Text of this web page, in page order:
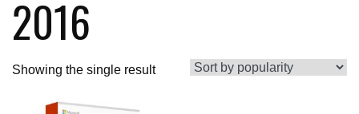
2016
Showing the single result